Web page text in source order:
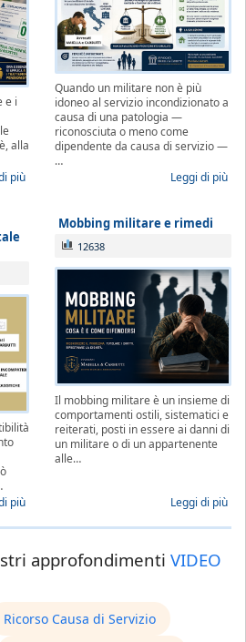
e i
alla
più
Quando un militare non è più
idoneo al servizio incondizionato a
causa di una patologia —
riconosciuta o meno come
dipendente da causa di servizio —
…
Leggi di più
più
Mobbing militare e rimedi
12638
Il mobbing militare è un insieme di
comportamenti ostili, sistematici e
reiterati, posti in essere ai danni di
un militare o di un appartenente
alle…
Leggi di più
approfondimenti VIDEO
Ricorso Causa di Servizio